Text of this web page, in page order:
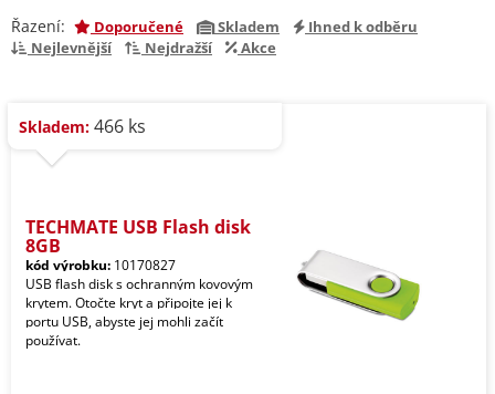
Řazení: Doporučené Skladem
Ihned k odběru
Nejlevnější
Nejdražší Akce
Skladem: 466 ks
TECHMATE USB Flash disk
8GB
kód výrobku: 10170827
USB flash disk s ochranným kovovým
krytem. Otočte kryt a připojte jej k
portu USB, abyste jej mohli začít
používat.